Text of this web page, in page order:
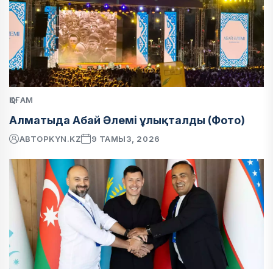
ҚОҒАМ
Алматыда Абай Әлемі ұлықталды (Фото)
АВТОРKYN.KZ 9 ТАМЫЗ, 2026